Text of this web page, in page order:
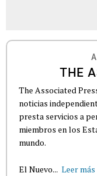
THE
The Associated
noticias
presta servicios a
miembros en los
mundo.
El Nuevo... Leer más